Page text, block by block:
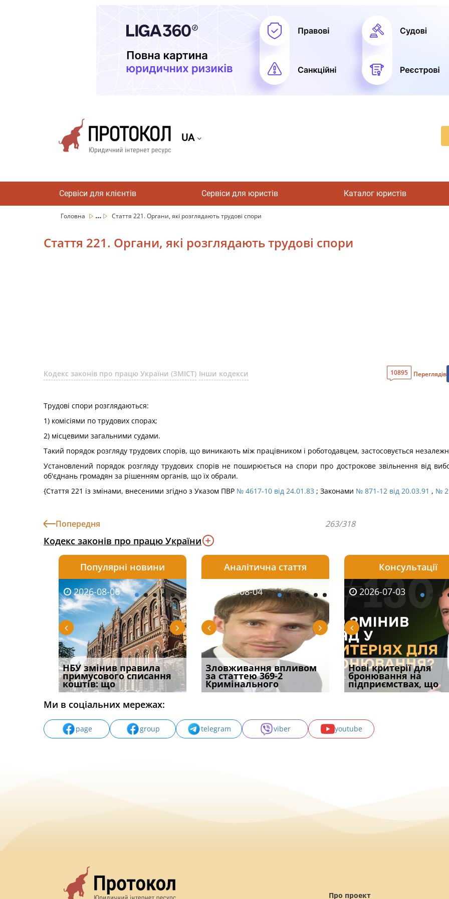
UA
Сервіси для клієнтів Сервіси для юристів Каталог юристів
Головна ... Стаття 221. Органи, які розглядають трудові спори
Стаття 221. Органи, які розглядають трудові спори
Кодекс законів про працю України (ЗМІСТ) Інши кодекси 10895 Переглядів
Трудові спори розглядаються:
1) комісіями по трудових спорах;
2) місцевими загальними судами.
Такий порядок розгляду трудових спорів, що виникають між працівником і роботодавцем, застосовується
Установлений порядок розгляду трудових спорів не поширюється на спори про дострокове звільнення від
об'єднань громадян за рішенням органів, що їх обрали.
{Стаття 221 із змінами, внесеними згідно з Указом ПВР № 4617-10 від 24.01.83 ; Законами № 871-12 від 20.03.91 , №
Попередня 263/318
Кодекс законів про працю України
Популярні новини
2026-08-06
НБУ змінив правила
примусового списання
коштів: що
2026-08-06
Якщо суд встановив для
відшкодування шкоди
наявніс
2026-08-06
Документи, на яких не
проставляється
апостиль: пер
Аналітична стаття
2026-08-03
Водії можуть отримати
компенсацію за
незаконні дії
2026-08-04
Зловживання впливом
за статтею 369-2
Кримінального
2026-08-04
Переоформлення
відстрочки за іншою
підставою: нов
Консультації
2026-05-25
Кого з юристів замінить
ШІ, а хто зароблятиме
міль
2026-07-03
Нові критерії для
бронювання на
підприємствах, що
2026-07-30
Восьмий ААС
підтвердив, що
може скас
Ми в соціальних мережах:
page group telegram viber youtube
Про проект